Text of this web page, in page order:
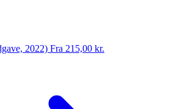
2022) Fra 215,00 kr.